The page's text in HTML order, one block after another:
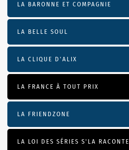
LA BARONNE ET COMPAGNIE
LA BELLE SOUL
LA CLIQUE D'ALIX
LA FRANCE À TOUT PRIX
LA FRIENDZONE
LA LOI DES SÉRIES S'LA RACONTE